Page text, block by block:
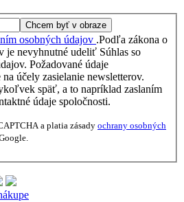
Chcem byť v obraze
osobných údajov .Podľa zákona o
je nevyhnutné udeliť Súhlas so
Požadované údaje
účely zasielanie newsletterov.
späť, a to napríklad zaslaním
údaje spoločnosti.
a platia zásady ochrany osobných